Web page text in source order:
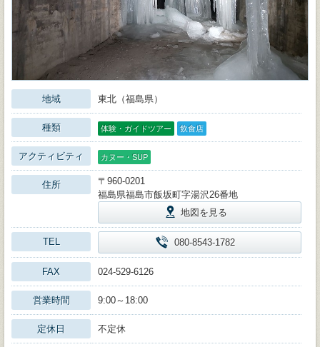
地域 東北（福島県）
種類 体験・ガイドツアー 飲食店
アクティビティ カヌー・SUP
住所
〒960-0201
福島県福島市飯坂町字湯沢26番地
地図を見る
TEL 080-8543-1782
FAX 024-529-6126
営業時間 9:00～18:00
定休日 不定休